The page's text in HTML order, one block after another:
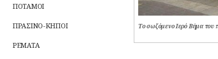
ΠΟΤΑΜΟΙ
ΠΡΑΣΙΝΟ-ΚΗΠΟΙ
ΡΕΜΑΤΑ
Το σωζόμενο Ιερό Βήμα του